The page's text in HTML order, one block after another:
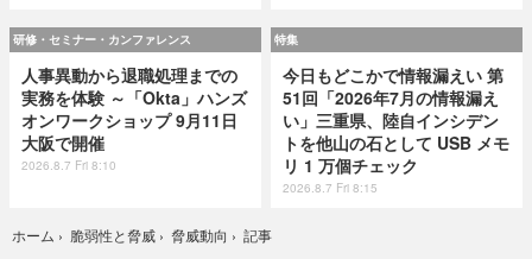
研修・セミナー・カンファレンス
人事異動から退職処理までの
実務を体験 ～「Okta」ハンズ
オンワークショップ 9月11日
大阪で開催
2026.8.7 Fri 8:10
特集
今日もどこかで情報漏えい 第
51回「2026年7月の情報漏え
い」三重県、陸自インシデン
トを他山の石として USB メモ
リ 1 万個チェック
2026.8.7 Fri 8:15
ホーム › 脆弱性と脅威 › 脅威動向 › 記事